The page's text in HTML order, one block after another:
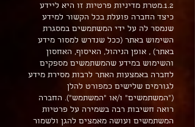
1.2.מטרת מדיניות פרטיות זו היא ליידע
כיצד החברה פועלת בכל הקשור למידע
שנמסר לה על ידי המשתמשים במסגרת
השימוש באתר (ככל שנדרש למסור מידע
באתר) , אופן הניהול, האיסוף, האחסון
והשימוש במידע שהמשתמשים מספקים
לחברה באמצעות האתר לרבות מסירת מידע
לגורמים שלישים כמפורט להלן
("המשתמשים" ו/או "המשתמש"). החברה
רואה חשיבות רבה בשמירה על פרטיות
המשתמשים ועושה מאמצים להגן ולשמור